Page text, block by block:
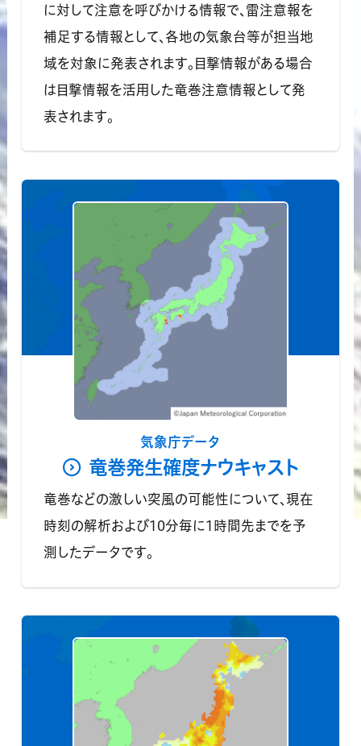
に対して注意を呼びかける情報で、雷注意報を
補足する情報として、各地の気象台等が担当地
域を対象に発表されます。目撃情報がある場合
は目撃情報を活用した竜巻注意情報として発
表されます。
気象庁データ
竜巻発生確度ナウキャスト
竜巻などの激しい突風の可能性について、現在
時刻の解析および10分毎に1時間先までを予
測したデータです。